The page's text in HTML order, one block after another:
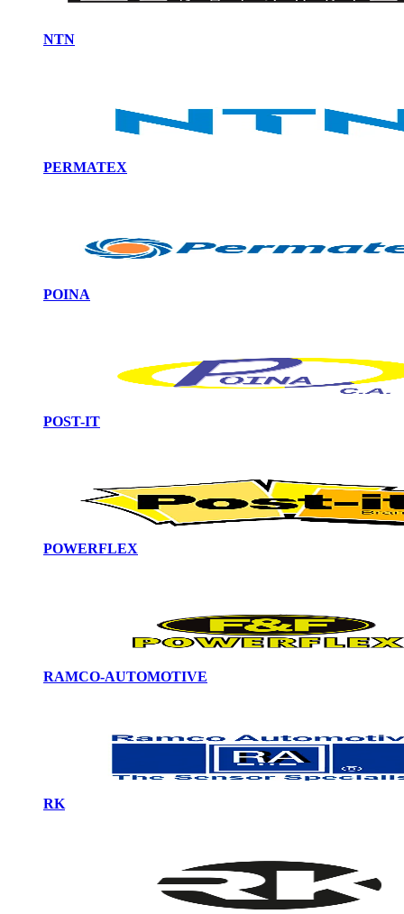
NTN
PERMATEX
POINA
POST-IT
POWERFLEX
RAMCO-AUTOMOTIVE
RK